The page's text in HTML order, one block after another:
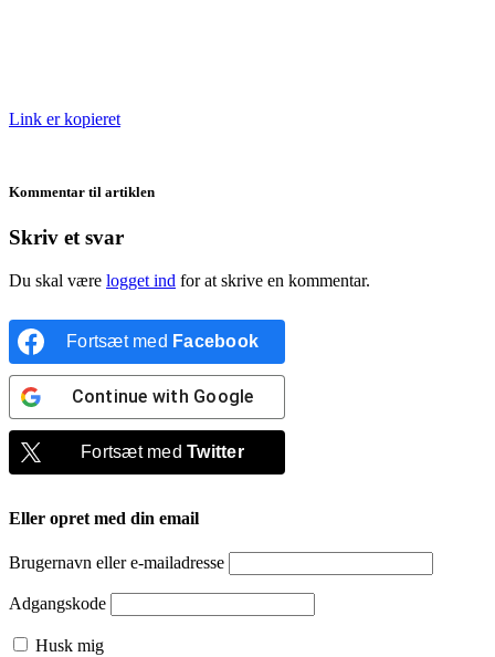
Link er kopieret
Kommentar til artiklen
Skriv et svar
Du skal være logget ind for at skrive en kommentar.
Fortsæt med Facebook
Continue with Google
Fortsæt medTwitter
Eller opret med din email
Brugernavn eller e-mailadresse
Adgangskode
Husk mig